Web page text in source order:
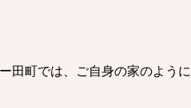
田町では、ご自身の家のよう